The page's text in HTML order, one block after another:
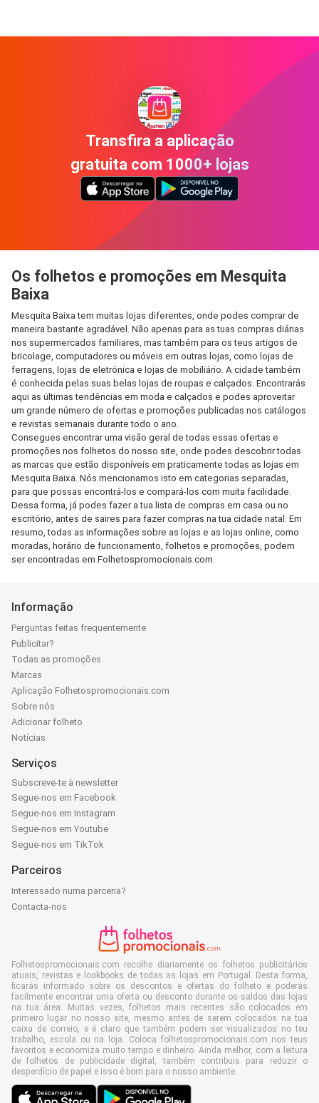
Transfira a aplicação
gratuita com 1000+ lojas
Os folhetos e promoções em Mesquita
Baixa
Mesquita Baixa tem muitas lojas diferentes, onde podes comprar de
maneira bastante agradável. Não apenas para as tuas compras diárias
nos supermercados familiares, mas também para os teus artigos de
bricolage, computadores ou móveis em outras lojas, como lojas de
ferragens, lojas de eletrónica e lojas de mobiliário. A cidade também
é conhecida pelas suas belas lojas de roupas e calçados. Encontrarás
aqui as últimas tendências em moda e calçados e podes aproveitar
um grande número de ofertas e promoções publicadas nos catálogos
e revistas semanais durante todo o ano.
Consegues encontrar uma visão geral de todas essas ofertas e
promoções nos folhetos do nosso site, onde podes descobrir todas
as marcas que estão disponíveis em praticamente todas as lojas em
Mesquita Baixa. Nós mencionamos isto em categorias separadas,
para que possas encontrá-los e compará-los com muita facilidade.
Dessa forma, já podes fazer a tua lista de compras em casa ou no
escritório, antes de saires para fazer compras na tua cidade natal. Em
resumo, todas as informações sobre as lojas e as lojas online, como
moradas, horário de funcionamento, folhetos e promoções, podem
ser encontradas em Folhetospromocionais.com.
Informação
Perguntas feitas frequentemente
Publicitar?
Todas as promoções
Marcas
Aplicação Folhetospromocionais.com
Sobre nós
Adicionar folheto
Notícias
Serviços
Subscreve-te à newsletter
Segue-nos em Facebook
Segue-nos em Instagram
Segue-nos em Youtube
Segue-nos em TikTok
Parceiros
Interessado numa parceria?
Contacta-nos
Folhetospromocionais.com recolhe diariamente os folhetos publicitários
atuais, revistas e lookbooks de todas as lojas em Portugal. Desta forma,
ficarás informado sobre os descontos e ofertas do folheto e poderás
facilmente encontrar uma oferta ou desconto durante os saldos das lojas
na tua área. Muitas vezes, folhetos mais recentes são colocados em
primeiro lugar no nosso site, mesmo antes de serem colocados na tua
caixa de correio, e é claro que também podem ser visualizados no teu
trabalho, escola ou na loja. Coloca folhetospromocionais.com nos teus
favoritos e economiza muito tempo e dinheiro. Ainda melhor, com a leitura
de folhetos de publicidade digital, também contribuis para reduzir o
desperdício de papel e isso é bom para o nosso ambiente.